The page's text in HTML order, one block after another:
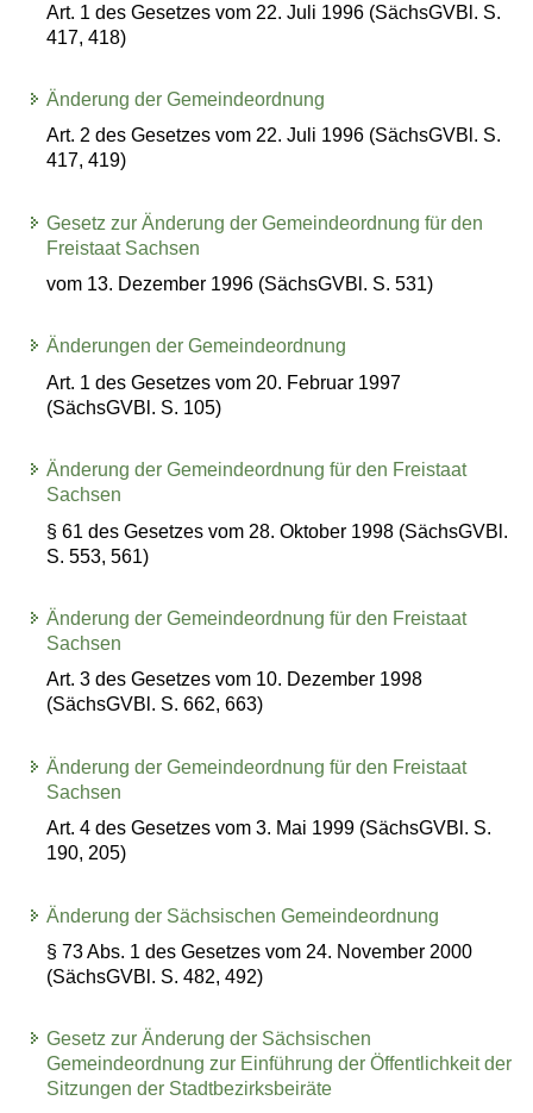
Art. 1 des Gesetzes vom 22. Juli 1996 (SächsGVBl. S.
417, 418)
Änderung der Gemeindeordnung
Art. 2 des Gesetzes vom 22. Juli 1996 (SächsGVBl. S.
417, 419)
Gesetz zur Änderung der Gemeindeordnung für den
Freistaat Sachsen
vom 13. Dezember 1996 (SächsGVBl. S. 531)
Änderungen der Gemeindeordnung
Art. 1 des Gesetzes vom 20. Februar 1997
(SächsGVBl. S. 105)
Änderung der Gemeindeordnung für den Freistaat
Sachsen
§ 61 des Gesetzes vom 28. Oktober 1998 (SächsGVBl.
S. 553, 561)
Änderung der Gemeindeordnung für den Freistaat
Sachsen
Art. 3 des Gesetzes vom 10. Dezember 1998
(SächsGVBl. S. 662, 663)
Änderung der Gemeindeordnung für den Freistaat
Sachsen
Art. 4 des Gesetzes vom 3. Mai 1999 (SächsGVBl. S.
190, 205)
Änderung der Sächsischen Gemeindeordnung
§ 73 Abs. 1 des Gesetzes vom 24. November 2000
(SächsGVBl. S. 482, 492)
Gesetz zur Änderung der Sächsischen
Gemeindeordnung zur Einführung der Öffentlichkeit der
Sitzungen der Stadtbezirksbeiräte